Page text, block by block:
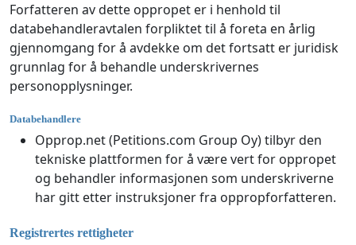
Forfatteren av dette oppropet er i henhold til
databehandleravtalen forpliktet til å foreta en årlig
gjennomgang for å avdekke om det fortsatt er juridisk
grunnlag for å behandle underskrivernes
personopplysninger.
Databehandlere
Opprop.net (Petitions.com Group Oy) tilbyr den
tekniske plattformen for å være vert for oppropet
og behandler informasjonen som underskriverne
har gitt etter instruksjoner fra oppropforfatteren.
Registrertes rettigheter